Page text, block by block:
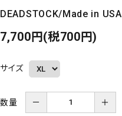
DEADSTOCK/Made in USA
7,700円(税700円)
サイズ
数量 － ＋